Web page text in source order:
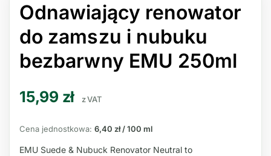
Odnawiający renowator
do zamszu i nubuku
bezbarwny EMU 250ml
15,99 zł z VAT
Cena jednostkowa: 6,40 zł / 100 ml
EMU Suede & Nubuck Renovator Neutral to